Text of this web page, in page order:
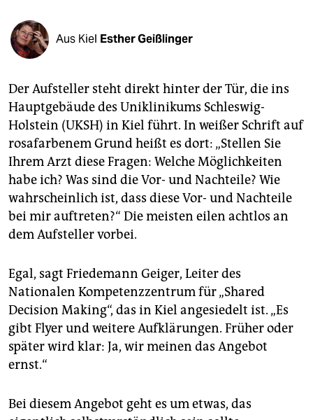
shop
fragen & hilfe
unterstützen
abo
genossenschaft
epaper login
Aus Kiel Esther Geißlinger
Der Aufsteller steht direkt hinter der Tür, die ins
Hauptgebäude des Uniklinikums Schleswig-
Holstein (UKSH) in Kiel führt. In weißer Schrift auf
rosafarbenem Grund heißt es dort: „Stellen Sie
Ihrem Arzt diese Fragen: Welche Möglichkeiten
habe ich? Was sind die Vor- und Nachteile? Wie
wahrscheinlich ist, dass diese Vor- und Nachteile
bei mir auftreten?“ Die meisten eilen achtlos an
dem Aufsteller vorbei.
Egal, sagt Friedemann Geiger, Leiter des
Nationalen Kompetenzzentrum für „Shared
Decision Making“, das in Kiel angesiedelt ist. „Es
gibt Flyer und weitere Aufklärungen. Früher oder
später wird klar: Ja, wir meinen das Angebot
ernst.“
Bei diesem Angebot geht es um etwas, das